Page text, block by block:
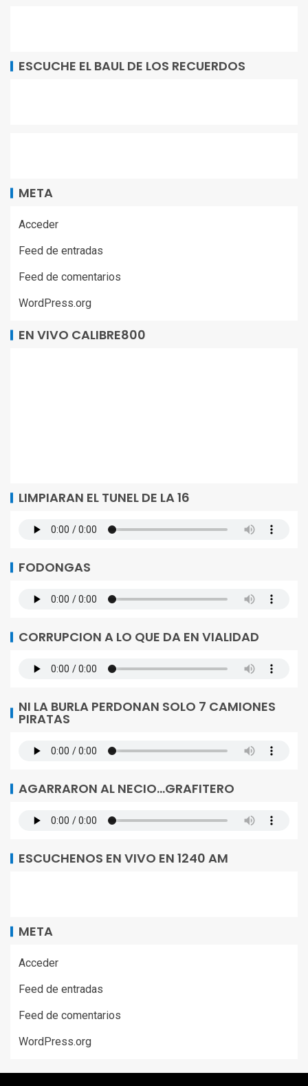
ESCUCHE EL BAUL DE LOS RECUERDOS
META
Acceder
Feed de entradas
Feed de comentarios
WordPress.org
EN VIVO CALIBRE800
LIMPIARAN EL TUNEL DE LA 16
FODONGAS
CORRUPCION A LO QUE DA EN VIALIDAD
NI LA BURLA PERDONAN SOLO 7 CAMIONES
PIRATAS
AGARRARON AL NECIO…GRAFITERO
ESCUCHENOS EN VIVO EN 1240 AM
META
Acceder
Feed de entradas
Feed de comentarios
WordPress.org